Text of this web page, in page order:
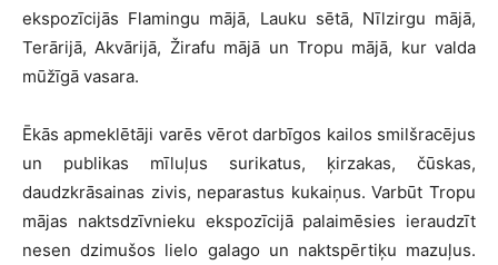
ekspozīcijās Flamingu mājā, Lauku sētā, Nīlzirgu mājā,
Terārijā, Akvārijā, Žirafu mājā un Tropu mājā, kur valda
mūžīgā vasara.
Ēkās apmeklētāji varēs vērot darbīgos kailos smilšracējus
un publikas mīluļus surikatus, ķirzakas, čūskas,
daudzkrāsainas zivis, neparastus kukaiņus. Varbūt Tropu
mājas naktsdzīvnieku ekspozīcijā palaimēsies ieraudzīt
nesen dzimušos lielo galago un naktspērtiķu mazuļus.